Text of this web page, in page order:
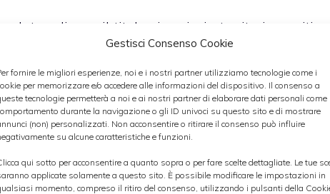
Gestisci Consenso Cookie
fornire le migliori esperienze, noi e i nostri partner utilizziamo tecnologie come i
per memorizzare e/o accedere alle informazioni del dispositivo. Il consenso a
tecnologie permetterà a noi e ai nostri partner di elaborare dati personali come
durante la navigazione o gli ID univoci su questo sito e di mostrare
(non) personalizzati. Non acconsentire o ritirare il consenso può influire
su alcune caratteristiche e funzioni.
qui sotto per acconsentire a quanto sopra o per fare scelte dettagliate. Le tue
applicate solamente a questo sito. È possibile modificare le impostazioni in
momento, compreso il ritiro del consenso, utilizzando i pulsanti della
odierna il titolo viaggia in territorio
e i quattro punti e mezzo percentuali.
le indiscrezioni di stampa pubblicate nel
, le stesse che hanno portato gli esperti
la loro valutazione sul titolo. Sia gli analisti che il
fusione con Chryslerrappresenti un